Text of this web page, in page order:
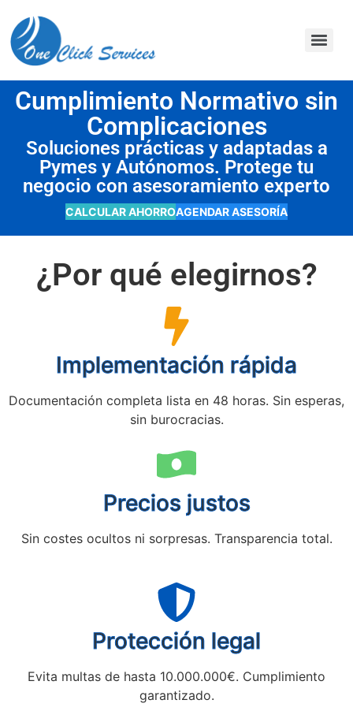
Cumplimiento Normativo sin
Complicaciones
Soluciones prácticas y adaptadas a
Pymes y Autónomos. Protege tu
negocio con asesoramiento experto
CALCULAR AHORROAGENDAR ASESORÍA
¿Por qué elegirnos?
Implementación rápida
Documentación completa lista en 48 horas. Sin esperas,
sin burocracias.
Precios justos
Sin costes ocultos ni sorpresas. Transparencia total.
Protección legal
Evita multas de hasta 10.000.000€. Cumplimiento
garantizado.